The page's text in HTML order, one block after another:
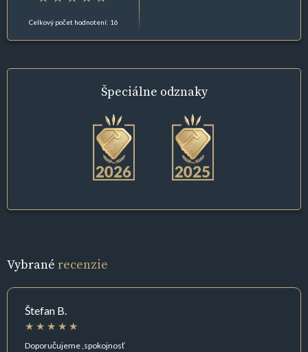
Celkový počet hodnotení: 16
Špeciálne odznaky
Vybrané recenzie
Štefan B.
Doporučujeme ,spokojnosť